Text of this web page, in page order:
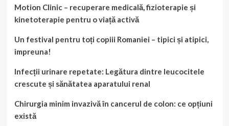
Motion Clinic – recuperare medicală, fizioterapie și
kinetoterapie pentru o viață activă
Un festival pentru toți copiii Romaniei – tipici și atipici,
impreuna!
Infecții urinare repetate: Legătura dintre leucocitele
crescute și sănătatea aparatului renal
Chirurgia minim invazivă în cancerul de colon: ce opțiuni
există